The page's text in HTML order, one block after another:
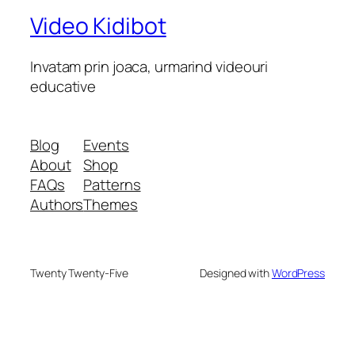
Video Kidibot
Invatam prin joaca, urmarind videouri
educative
Blog
About
FAQs
Authors
Events
Shop
Patterns
Themes
Twenty Twenty-Five Designed withWordPress